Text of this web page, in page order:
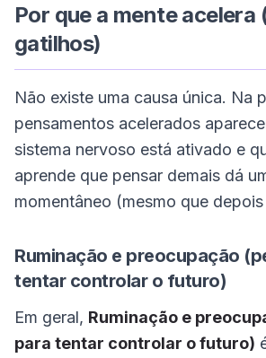
Por que a mente acelera
gatilhos)
Não existe uma causa única. Na
pensamentos acelerados
sistema nervoso está ativado e
aprende que pensar demais dá
momentâneo (mesmo que
Ruminação e preocupação
tentar controlar o futuro)
Em geral, Ruminação e
para tentar controlar o futuro)